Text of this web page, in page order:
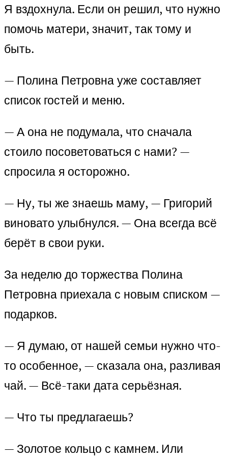
Я вздохнула. Если он решил, что нужно
помочь матери, значит, так тому и
быть.
— Полина Петровна уже составляет
список гостей и меню.
— А она не подумала, что сначала
стоило посоветоваться с нами? —
спросила я осторожно.
— Ну, ты же знаешь маму, — Григорий
виновато улыбнулся. — Она всегда всё
берёт в свои руки.
За неделю до торжества Полина
Петровна приехала с новым списком —
подарков.
— Я думаю, от нашей семьи нужно что-
то особенное, — сказала она, разливая
чай. — Всё-таки дата серьёзная.
— Что ты предлагаешь?
— Золотое кольцо с камнем. Или